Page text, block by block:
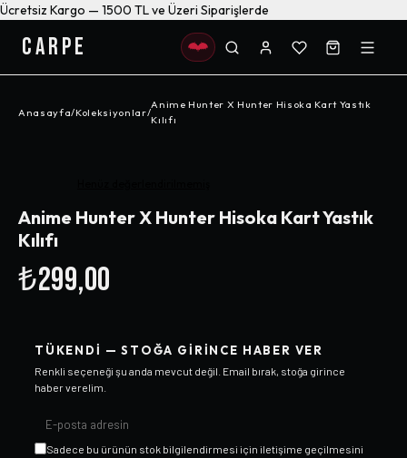
Ücretsiz Kargo — 1500 TL ve Üzeri Siparişlerde
CARPE
Anasayfa/Koleksiyonlar/
Anime Hunter X Hunter Hisoka Kart Yastık
Kılıfı
Anime Hunter X Hunter Hisoka Kart Yastık
Kılıfı
₺299,00
TÜKENDI — STOĞA GIRINCE HABER VER
Renkli seçeneği şu anda mevcut değil. Email bırak, stoğa girince
haber verelim.
Sadece bu ürünün stok bilgilendirmesi için iletişime geçilmesini